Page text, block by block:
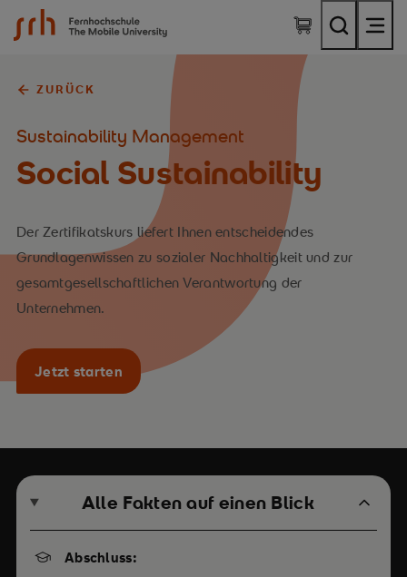
SRH Fernhochschule - The Mobile University
ZURÜCK
Sustainability Management
Social Sustainability
Der Zertifikatskurs liefert Ihnen entscheidendes
Grundlagenwissen zu sozialer Nachhaltigkeit und zur
gesamtgesellschaftlichen Verantwortung der
Unternehmen.
Jetzt starten
Alle Fakten auf einen Blick
Abschluss: